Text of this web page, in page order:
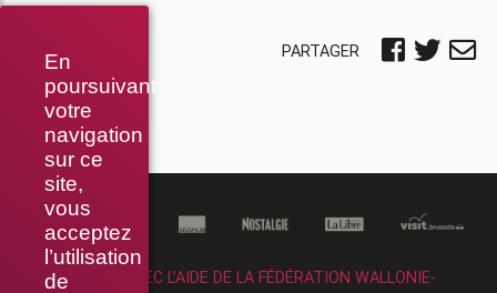
En
poursuivant
votre
navigation
sur ce
site,
vous
acceptez
l’utilisation
de
PARTAGER
RÉALISÉ AVEC L’AIDE DE LA FÉDÉRATION WALLONIE-